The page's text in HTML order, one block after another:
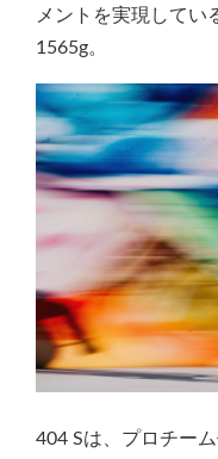
メントを実現してい
1565g。
404 Sは、プロチー